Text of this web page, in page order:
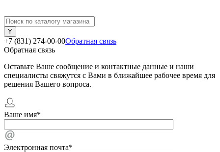
+7 (831) 274-00-00Обратная связь
Обратная связь
Оставьте Ваше сообщение и контактные данные и наши
специалисты свяжутся с Вами в ближайшее рабочее время для
решения Вашего вопроса.
Ваше имя*
Электронная почта*